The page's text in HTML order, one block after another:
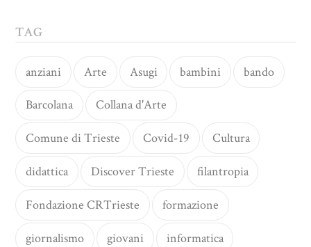
TAG
anziani Arte Asugi bambini bando
Barcolana Collana d'Arte
Comune di Trieste Covid-19 Cultura
didattica Discover Trieste filantropia
Fondazione CRTrieste formazione
giornalismo giovani informatica